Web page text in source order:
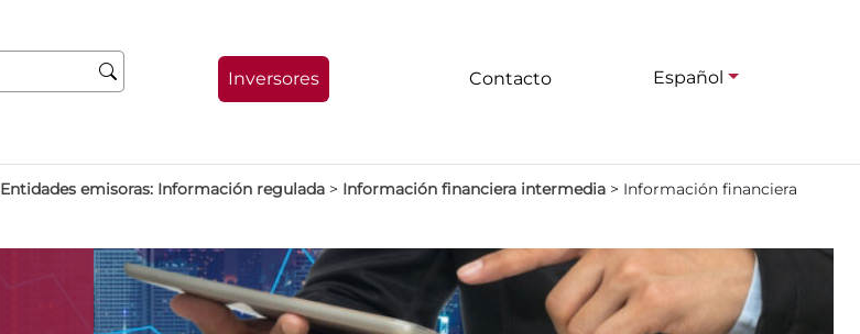
Inversores Contacto Español
Entidades emisoras: Información regulada > Información financiera intermedia > Información financiera